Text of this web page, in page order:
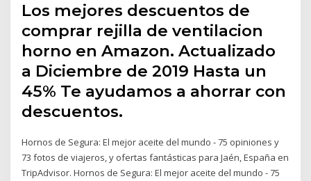
Los mejores descuentos de
comprar rejilla de ventilacion
horno en Amazon. Actualizado
a Diciembre de 2019 Hasta un
45% Te ayudamos a ahorrar con
descuentos.
Hornos de Segura: El mejor aceite del mundo - 75 opiniones y
73 fotos de viajeros, y ofertas fantásticas para Jaén, España en
TripAdvisor. Hornos de Segura: El mejor aceite del mundo - 75